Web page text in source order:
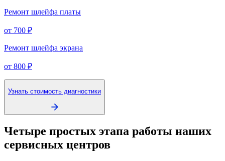
Ремонт шлейфа платы
от 700 ₽
Ремонт шлейфа экрана
от 800 ₽
Узнать стоимость диагностики
Четыре простых этапа работы наших
сервисных центров